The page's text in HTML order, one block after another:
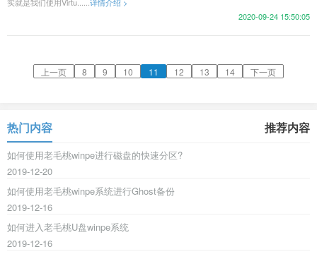
实就是我们使用Virtu......详情介绍 >
2020-09-24 15:50:05
上一页 8 9 10 11 12 13 14 下一页
热门内容 推荐内容
如何使用老毛桃winpe进行磁盘的快速分区?
2019-12-20
如何使用老毛桃winpe系统进行Ghost备份
2019-12-16
如何进入老毛桃U盘winpe系统
2019-12-16